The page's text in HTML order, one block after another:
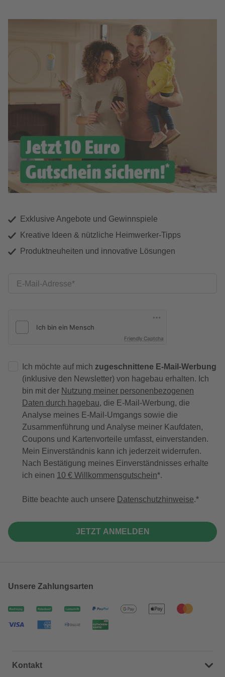
Exklusive Angebote und Gewinnspiele
Kreative Ideen & nützliche Heimwerker-Tipps
Produktneuheiten und innovative Lösungen
E-Mail-Adresse
Friendly Captcha
Ich möchte auf mich zugeschnittene E-Mail-Werbung
(inklusive den Newsletter) von hagebau erhalten. Ich
bin mit der Nutzung meiner personenbezogenen
Daten durch hagebau, die E-Mail-Werbung, die
Analyse meines E-Mail-Umgangs sowie die
Zusammenführung und Analyse meiner Kaufdaten,
Coupons und Kartenvorteile umfasst, einverstanden.
Mein Einverständnis kann ich jederzeit widerrufen.
Nach Bestätigung meines Einverständnisses erhalte
ich einen 10 € Willkommensgutschein*.
Bitte beachte auch unsere Datenschutzhinweise.
JETZT ANMELDEN
Unsere Zahlungsarten
Kontakt